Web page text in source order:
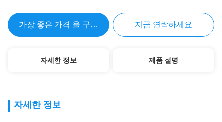
가장 좋은 가격 을 구하라 지금 연락하세요
자세한 정보 제품 설명
자세한 정보